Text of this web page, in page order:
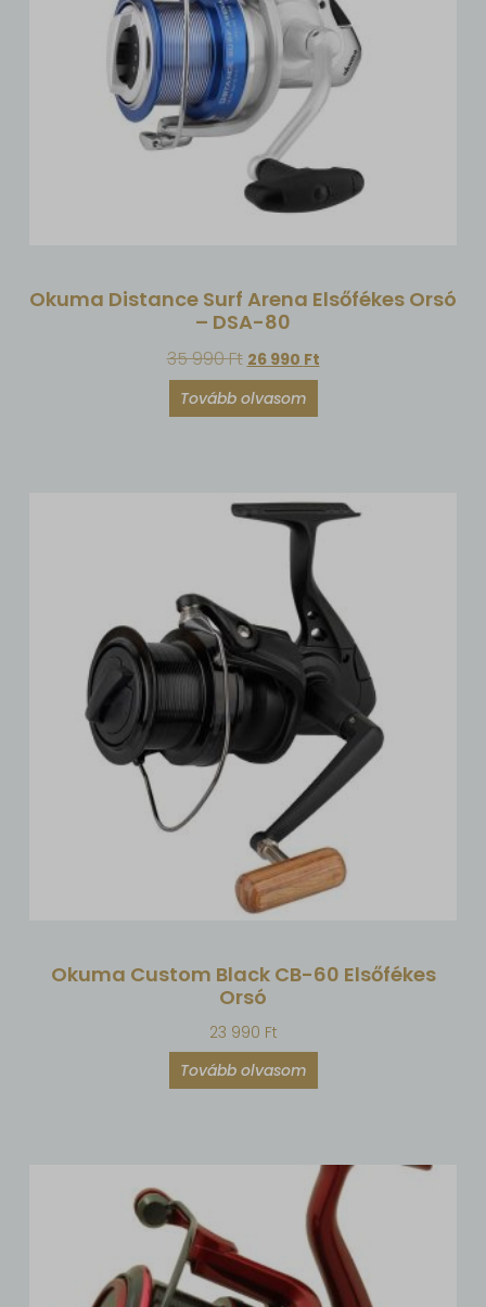
Okuma Distance Surf Arena Elsőfékes Orsó
– DSA-80
35 990Ft 26 990 Ft
Tovább olvasom
Okuma Custom Black CB-60 Elsőfékes
Orsó
23 990 Ft
Tovább olvasom